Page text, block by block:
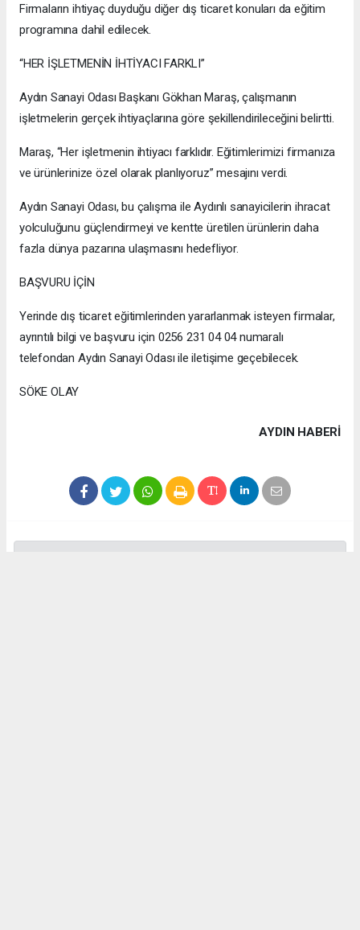
Firmaların ihtiyaç duyduğu diğer dış ticaret konuları da eğitim
programına dahil edilecek.
“HER İŞLETMENİN İHTİYACI FARKLI”
Aydın Sanayi Odası Başkanı Gökhan Maraş, çalışmanın
işletmelerin gerçek ihtiyaçlarına göre şekillendirileceğini belirtti.
Maraş, “Her işletmenin ihtiyacı farklıdır. Eğitimlerimizi firmanıza
ve ürünlerinize özel olarak planlıyoruz” mesajını verdi.
Aydın Sanayi Odası, bu çalışma ile Aydınlı sanayicilerin ihracat
yolculuğunu güçlendirmeyi ve kentte üretilen ürünlerin daha
fazla dünya pazarına ulaşmasını hedefliyor.
BAŞVURU İÇİN
Yerinde dış ticaret eğitimlerinden yararlanmak isteyen firmalar,
ayrıntılı bilgi ve başvuru için 0256 231 04 04 numaralı
telefondan Aydın Sanayi Odası ile iletişime geçebilecek.
SÖKE OLAY
AYDIN HABERİ